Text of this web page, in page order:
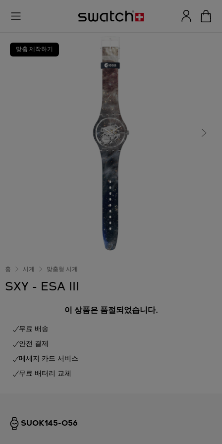
맞춤 제작하기
홈 시계 맞춤형 시계
SXY - ESA III
이 상품은 품절되었습니다.
무료 배송
안전 결제
메세지 카드 서비스
무료 배터리 교체
SUOK145-056